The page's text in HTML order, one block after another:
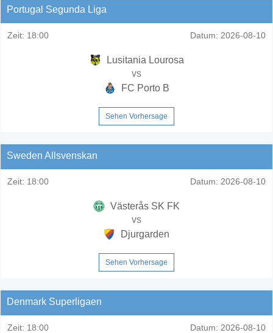
Portugal Segunda Liga
Zeit: 18:00 Datum: 2026-08-10
Lusitania Lourosa
vs
FC Porto B
Sehen Vorhersage
Sweden Allsvenskan
Zeit: 18:00 Datum: 2026-08-10
Västerås SK FK
vs
Djurgarden
Sehen Vorhersage
Denmark Superligaen
Zeit: 18:00 Datum: 2026-08-10